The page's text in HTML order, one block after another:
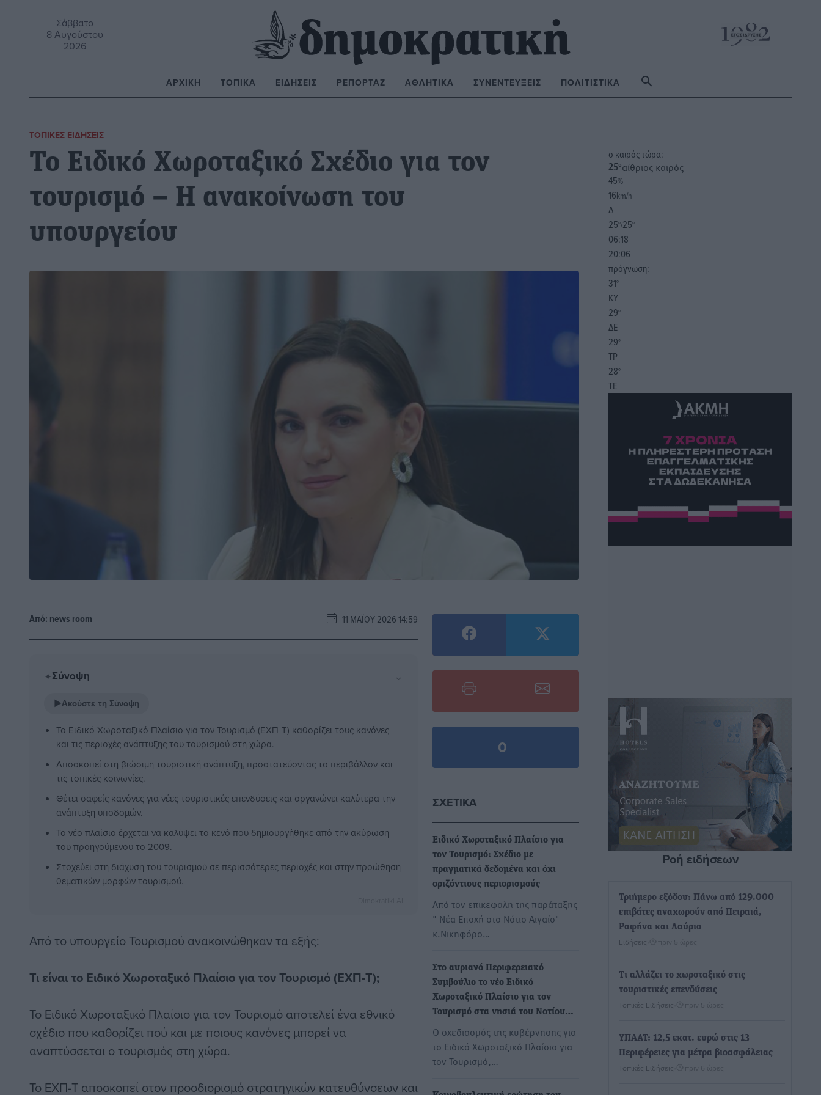
Σάββατο
8 Αυγούστου
2026
ΑΡΧΙΚΉ ΤΟΠΙΚΆ ΕΙΔΉΣΕΙΣ ΡΕΠΟΡΤΆΖ ΑΘΛΗΤΙΚΆ ΣΥΝΕΝΤΕΎΞΕΙΣ ΠΟΛΙΤΙΣΤΙΚΆ
ΤΟΠΙΚΈΣ ΕΙΔΉΣΕΙΣ
Το Ειδικό Χωροταξικό Σχέδιο για τον
τουρισμό – Η ανακοίνωση του
υπουργείου
Από: news room 11 ΜΑΪ́ΟΥ 2026 14:59
✦Σύνοψη ⌄
▶Ακούστε τη Σύνοψη
Το Ειδικό Χωροταξικό Πλαίσιο για τον Τουρισμό (ΕΧΠ-Τ) καθορίζει τους κανόνες
και τις περιοχές ανάπτυξης του τουρισμού στη χώρα.
Αποσκοπεί στη βιώσιμη τουριστική ανάπτυξη, προστατεύοντας το περιβάλλον και
τις τοπικές κοινωνίες.
Θέτει σαφείς κανόνες για νέες τουριστικές επενδύσεις και οργανώνει καλύτερα την
ανάπτυξη υποδομών.
Το νέο πλαίσιο έρχεται να καλύψει το κενό που δημιουργήθηκε από την ακύρωση
του προηγούμενου το 2009.
Στοχεύει στη διάχυση του τουρισμού σε περισσότερες περιοχές και στην προώθηση
θεματικών μορφών τουρισμού.
Από το υπουργείο Τουρισμού ανακοινώθηκαν τα εξής:
Τι είναι το Ειδικό Χωροταξικό Πλαίσιο για τον Τουρισμό (ΕΧΠ-Τ);
Το Ειδικό Χωροταξικό Πλαίσιο για τον Τουρισμό αποτελεί ένα εθνικό
σχέδιο που καθορίζει πού και με ποιους κανόνες μπορεί να
αναπτύσσεται ο τουρισμός στη χώρα.
To ΕΧΠ-Τ αποσκοπεί στον προσδιορισμό στρατηγικών κατευθύνσεων και
0
ΣΧΕΤΙΚΆ
Ειδικό Χωροταξικό Πλαίσιο για
τον Τουρισμό: Σχέδιο με
πραγματικά δεδομένα και όχι
οριζόντιους περιορισμούς
Από τον επικεφαλη της παράταξης
" Νέα Εποχή στο Νότιο Αιγαίο"
κ.Νικηφόρο…
Στο αυριανό Περιφερειακό
Συμβούλιο το νέο Ειδικό
Χωροταξικό Πλαίσιο για τον
Τουρισμό στα νησιά του Νοτίου…
Ο σχεδιασμός της κυβέρνησης για
το Ειδικό Χωροταξικό Πλαίσιο για
τον Τουρισμό,…
o καιρός τώρα:
25°αίθριος καιρός
45%
16km/h
Δ
25°/25°
06:18
20:06
πρόγνωση:
31°
ΚΥ
29°
ΔΕ
29°
ΤΡ
28°
ΤΕ
Ροή ειδήσεων
Τριήμερο εξόδου: Πάνω από 129.000
επιβάτες αναχωρούν από Πειραιά,
Ραφήνα και Λαύριο
Ειδήσεις πριν 5 ώρες
Τι αλλάζει το χωροταξικό στις
τουριστικές επενδύσεις
Τοπικές Ειδήσεις πριν 5 ώρες
ΥΠΑΑΤ: 12,5 εκατ. ευρώ στις 13
Περιφέρειες για μέτρα βιοασφάλειας
Τοπικές Ειδήσεις πριν 6 ώρες